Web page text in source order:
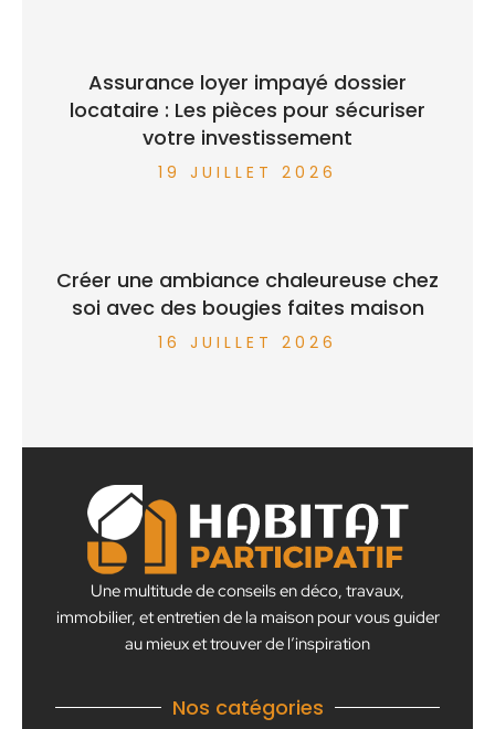
Assurance loyer impayé dossier
locataire : Les pièces pour sécuriser
votre investissement
19 JUILLET 2026
Créer une ambiance chaleureuse chez
soi avec des bougies faites maison
16 JUILLET 2026
Une multitude de conseils en déco, travaux,
immobilier, et entretien de la maison pour vous guider
au mieux et trouver de l’inspiration
Nos catégories